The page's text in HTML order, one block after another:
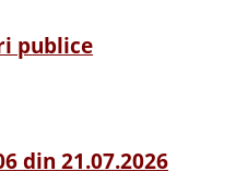
publice
din 21.07.2026